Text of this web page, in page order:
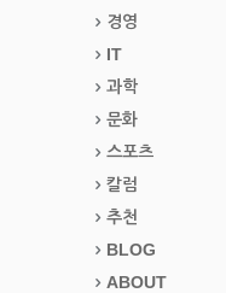
경영
IT
과학
문화
스포츠
칼럼
추천
BLOG
ABOUT